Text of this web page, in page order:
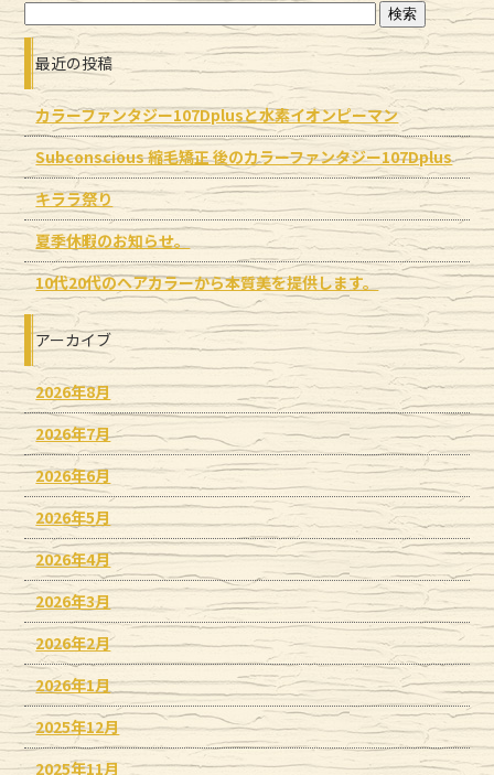
最近の投稿
カラーファンタジー107Dplusと水素イオンピーマン
Subconscious 縮毛矯正 後のカラーファンタジー107Dplus
キララ祭り
夏季休暇のお知らせ。
10代20代のヘアカラーから本質美を提供します。
アーカイブ
2026年8月
2026年7月
2026年6月
2026年5月
2026年4月
2026年3月
2026年2月
2026年1月
2025年12月
2025年11月